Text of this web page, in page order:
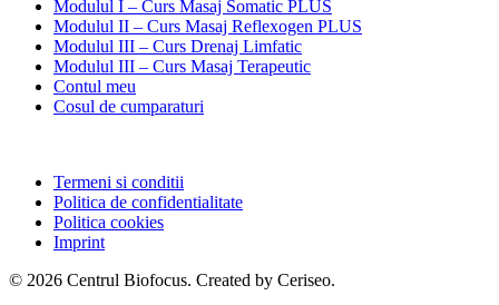
Modulul I – Curs Masaj Somatic PLUS
Modulul II – Curs Masaj Reflexogen PLUS
Modulul III – Curs Drenaj Limfatic
Modulul III – Curs Masaj Terapeutic
Contul meu
Cosul de cumparaturi
Termeni si conditii
Politica de confidentialitate
Politica cookies
Imprint
© 2026 Centrul Biofocus. Created by Ceriseo.